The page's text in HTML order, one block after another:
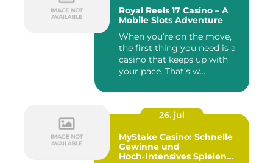
Royal Reels 17 Casino – A
Mobile Slots Adventure
When you’re on the move,
the first thing you need is a
casino that keeps up with
your pace. That’s w...
26. jul
MyStake Casino: Schnelle
Gewinne und
Hoch‑Intensives Spielen